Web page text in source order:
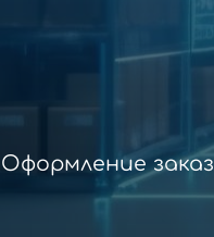
Оформление